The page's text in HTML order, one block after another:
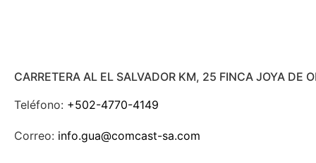
CARRETERA AL EL SALVADOR KM, 25 FINCA JOYA DE
Teléfono: +502-4770-4149
Correo: info.gua@comcast-sa.com